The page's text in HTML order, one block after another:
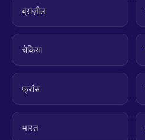
ब्राज़ील
चेकिया
फ्रांस
भारत